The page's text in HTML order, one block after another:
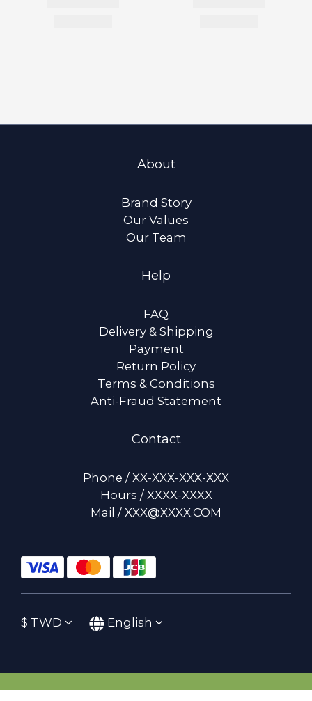
About
Brand Story
Our Values
Our Team
Help
FAQ
Delivery & Shipping
Payment
Return Policy
Terms & Conditions
Anti-Fraud Statement
Contact
Phone / XX-XXX-XXX-XXX
Hours / XXXX-XXXX
Mail / XXX@XXXX.COM
$ TWD English